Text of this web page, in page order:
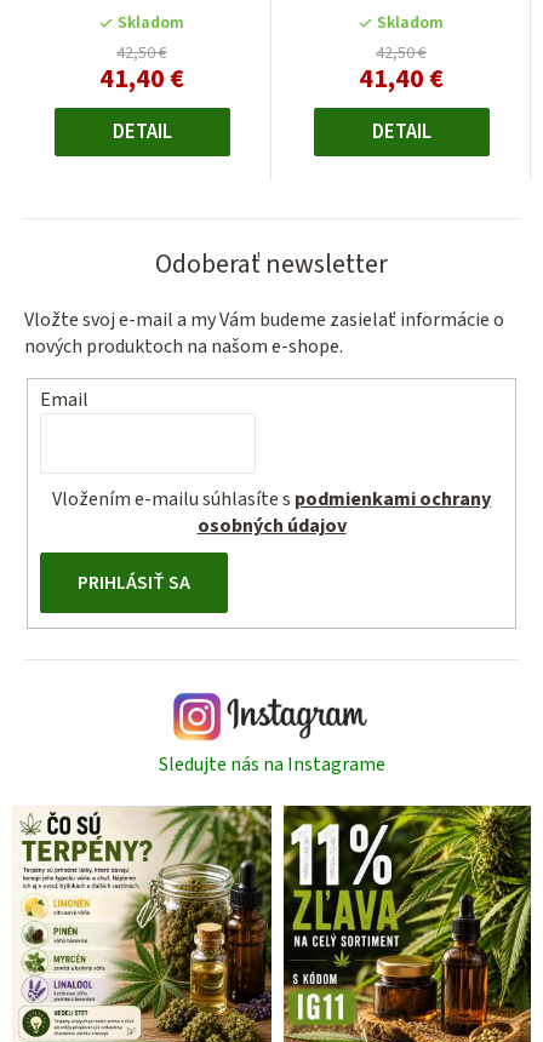
Skladom
42,50 €
41,40 €
DETAIL
Skladom
42,50 €
41,40 €
DETAIL
Odoberať newsletter
Vložte svoj e-mail a my Vám budeme zasielať informácie o
nových produktoch na našom e-shope.
Email
Vložením e-mailu súhlasíte s podmienkami ochrany
osobných údajov
PRIHLÁSIŤ SA
Sledujte nás na Instagrame